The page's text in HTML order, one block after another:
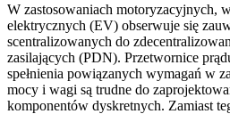
W zastosowaniach motoryzacyjnych,
elektrycznych (EV) obserwuje się
scentralizowanych do
zasilających (PDN). Przetwornice
spełnienia powiązanych wymagań w
mocy i wagi są trudne do
komponentów dyskretnych. Zamiast